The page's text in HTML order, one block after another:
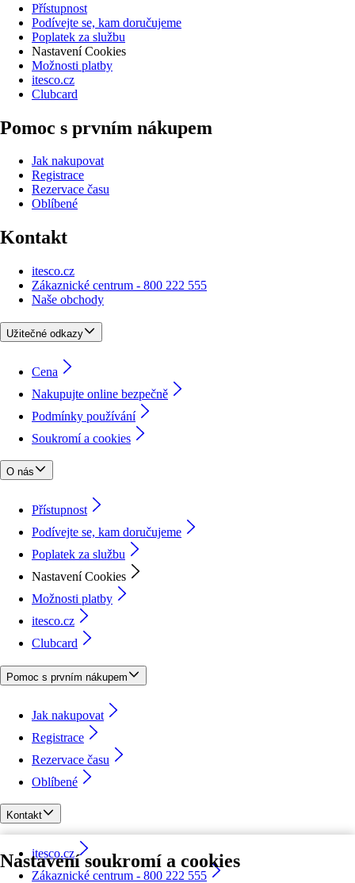
Nastavení soukromí a cookies
Přístupnost
Podívejte se, kam doručujeme
Poplatek za službu
Nastavení Cookies
Možnosti platby
itesco.cz
Clubcard
Pomoc s prvním nákupem
Jak nakupovat
Registrace
Rezervace času
Oblíbené
Kontakt
itesco.cz
Zákaznické centrum - 800 222 555
Naše obchody
Užitečné odkazy
Cena
Nakupujte online bezpečně
Podmínky používání
Soukromí a cookies
O nás
Přístupnost
Podívejte se, kam doručujeme
Poplatek za službu
Nastavení Cookies
Možnosti platby
itesco.cz
Clubcard
Pomoc s prvním nákupem
Jak nakupovat
Registrace
Rezervace času
Oblíbené
Kontakt
itesco.cz
Zákaznické centrum - 800 222 555